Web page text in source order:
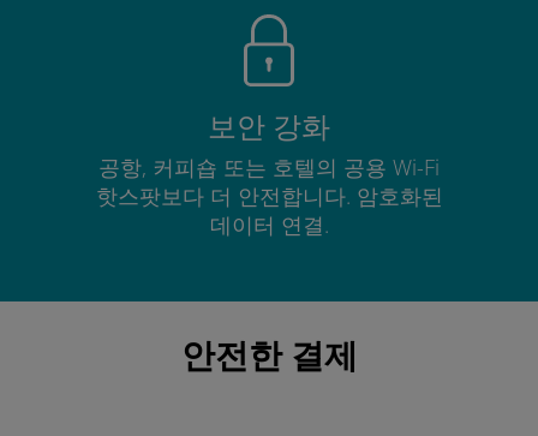
보안 강화
공항, 커피숍 또는 호텔의 공용 Wi-Fi
핫스팟보다 더 안전합니다. 암호화된
데이터 연결.
안전한 결제